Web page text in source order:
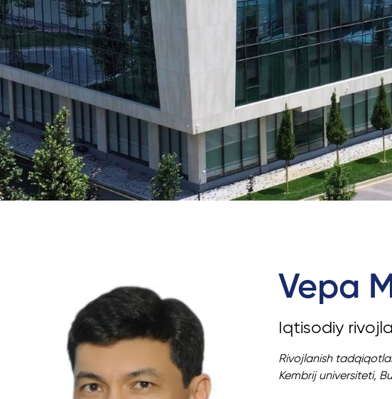
University of Reading
Queen Margaret University
Amaliy Tadqiqotlar Markazi
Cambridge Dream
Ariza topshirish va tanlovda ishtirok etish Vepa
Iqtisodiy
Rivojlanish
Kembrij universiteti,